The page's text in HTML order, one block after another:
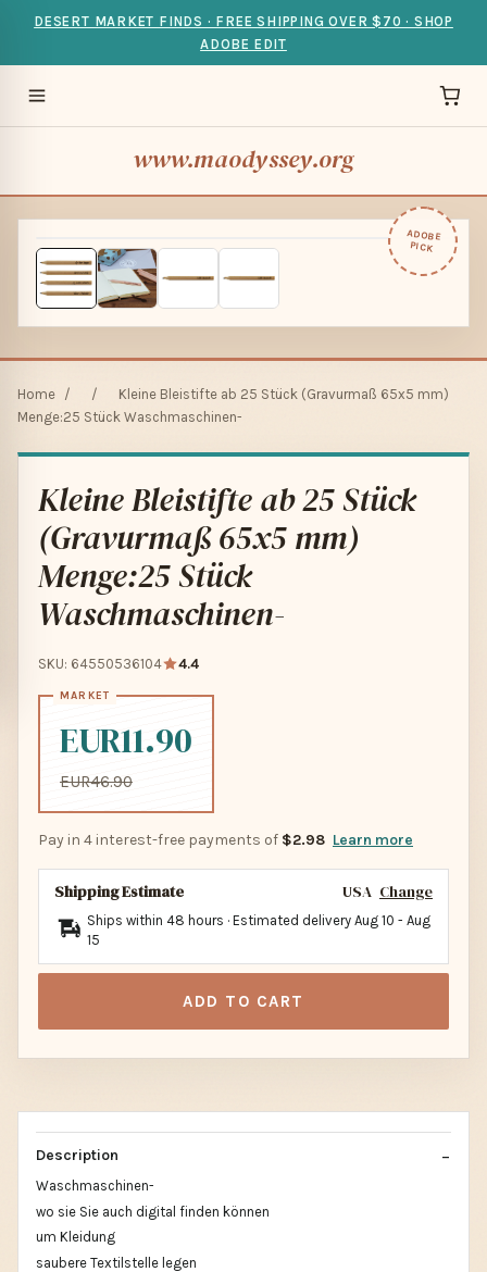
DESERT MARKET FINDS · FREE SHIPPING OVER $70 · SHOP
ADOBE EDIT
www.maodyssey.org
ADOBE
PICK
Home / /
Kleine Bleistifte ab 25 Stück (Gravurmaß 65x5 mm)
Menge:25 Stück Waschmaschinen-
Kleine Bleistifte ab 25 Stück
(Gravurmaß 65x5 mm)
Menge:25 Stück
Waschmaschinen-
SKU: 64550536104 4.4
EUR11.90
EUR46.90
Pay in 4 interest-free payments of $2.98 Learn more
Shipping Estimate USA Change
Ships within 48 hours · Estimated delivery Aug 10 - Aug
15
ADD TO CART
Description
Waschmaschinen-
wo sie Sie auch digital finden können
um Kleidung
saubere Textilstelle legen